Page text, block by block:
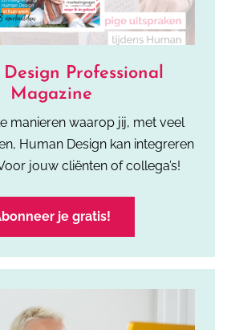
Professional
Magazine
manieren waarop jij, met veel
Human Design kan integreren
jouw cliënten of collega’s!
je gratis!